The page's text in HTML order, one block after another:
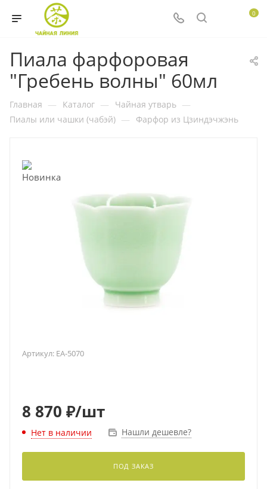
0
Пиала фарфоровая
"Гребень волны" 60мл
Главная — Каталог — Чайная утварь —
Пиалы или чашки (чабэй) — Фарфор из Цзиндэчжэнь
Артикул: EA-5070
8 870 ₽/шт
Нет в наличии Нашли дешевле?
ПОД ЗАКАЗ